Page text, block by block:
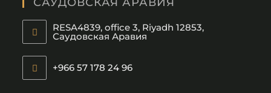
RESA4839, office 3, Riyadh 12853,
Саудовская Аравия
+966 57 178 24 96